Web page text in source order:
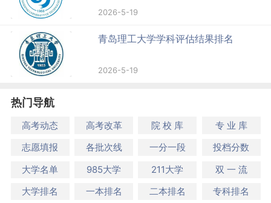
2026-5-19
青岛理工大学学科评估结果排名
2026-5-19
热门导航
高考动态 高考改革 院 校 库
专 业 库
志愿填报
各批次线 一分一段
投档分数
大学名单
985大学 211大学
双 一 流
大学排名
一本排名 二本排名 专科排名